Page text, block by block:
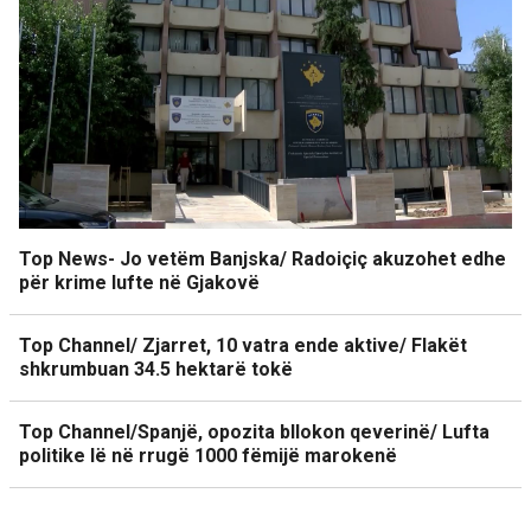
Top News- Jo vetëm Banjska/ Radoiçiç akuzohet edhe
për krime lufte në Gjakovë
Top Channel/ Zjarret, 10 vatra ende aktive/ Flakët
shkrumbuan 34.5 hektarë tokë
Top Channel/Spanjë, opozita bllokon qeverinë/ Lufta
politike lë në rrugë 1000 fëmijë marokenë